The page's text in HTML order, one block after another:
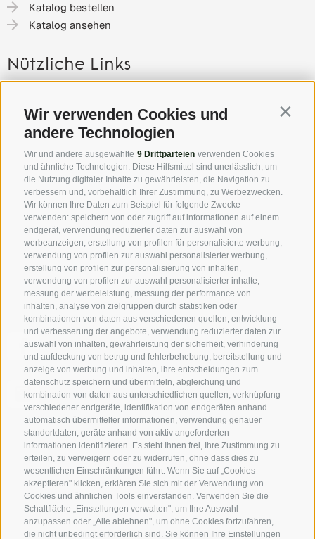
Wir verwenden Cookies und
andere Technologien
Wir und andere ausgewählte 9 Drittparteien verwenden Cookies
und ähnliche Technologien. Diese Hilfsmittel sind unerlässlich, um
die Nutzung digitaler Inhalte zu gewährleisten, die Navigation zu
verbessern und, vorbehaltlich Ihrer Zustimmung, zu Werbezwecken.
Wir können Ihre Daten zum Beispiel für folgende Zwecke
verwenden: speichern von oder zugriff auf informationen auf einem
endgerät, verwendung reduzierter daten zur auswahl von
werbeanzeigen, erstellung von profilen für personalisierte werbung,
verwendung von profilen zur auswahl personalisierter werbung,
erstellung von profilen zur personalisierung von inhalten,
verwendung von profilen zur auswahl personalisierter inhalte,
messung der werbeleistung, messung der performance von
inhalten, analyse von zielgruppen durch statistiken oder
kombinationen von daten aus verschiedenen quellen, entwicklung
und verbesserung der angebote, verwendung reduzierter daten zur
auswahl von inhalten, gewährleistung der sicherheit, verhinderung
und aufdeckung von betrug und fehlerbehebung, bereitstellung und
anzeige von werbung und inhalten, ihre entscheidungen zum
datenschutz speichern und übermitteln, abgleichung und
kombination von daten aus unterschiedlichen quellen, verknüpfung
verschiedener endgeräte, identifikation von endgeräten anhand
automatisch übermittelter informationen, verwendung genauer
standortdaten, geräte anhand von aktiv angeforderten
informationen identifizieren. Es steht Ihnen frei, Ihre Zustimmung zu
erteilen, zu verweigern oder zu widerrufen, ohne dass dies zu
wesentlichen Einschränkungen führt. Wenn Sie auf „Cookies
akzeptieren" klicken, erklären Sie sich mit der Verwendung von
Cookies und ähnlichen Tools einverstanden. Verwenden Sie die
Schaltfläche „Einstellungen verwalten", um Ihre Auswahl
anzupassen oder „Alle ablehnen", um ohne Cookies fortzufahren,
die nicht unbedingt erforderlich sind. Sie können Ihre Einstellungen
Katalog bestellen
Katalog ansehen
Nützliche Links
Anreise nach Südtirol
Presse
Highlights & Veranstaltungen
Partner
Über uns
VPS-Verband der Privatvermieter
Mitgliedschaft
Folge uns auf Facebook und entdecke alle Angebote,
neuen Mitglieder und Südtirol-Insider-Tipps als erster!
Authentische Bilder - eben das „echte“ Südtirol aus der
Sicht unserer Privatvermieter.
Wetter
22° /34°C
13° / 36°C